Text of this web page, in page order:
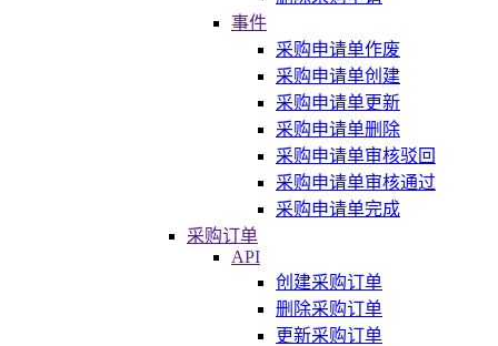
事件
采购申请单作废
采购申请单创建
采购申请单更新
采购申请单删除
采购申请单审核驳回
采购申请单审核通过
采购申请单完成
采购订单
API
创建采购订单
删除采购订单
更新采购订单